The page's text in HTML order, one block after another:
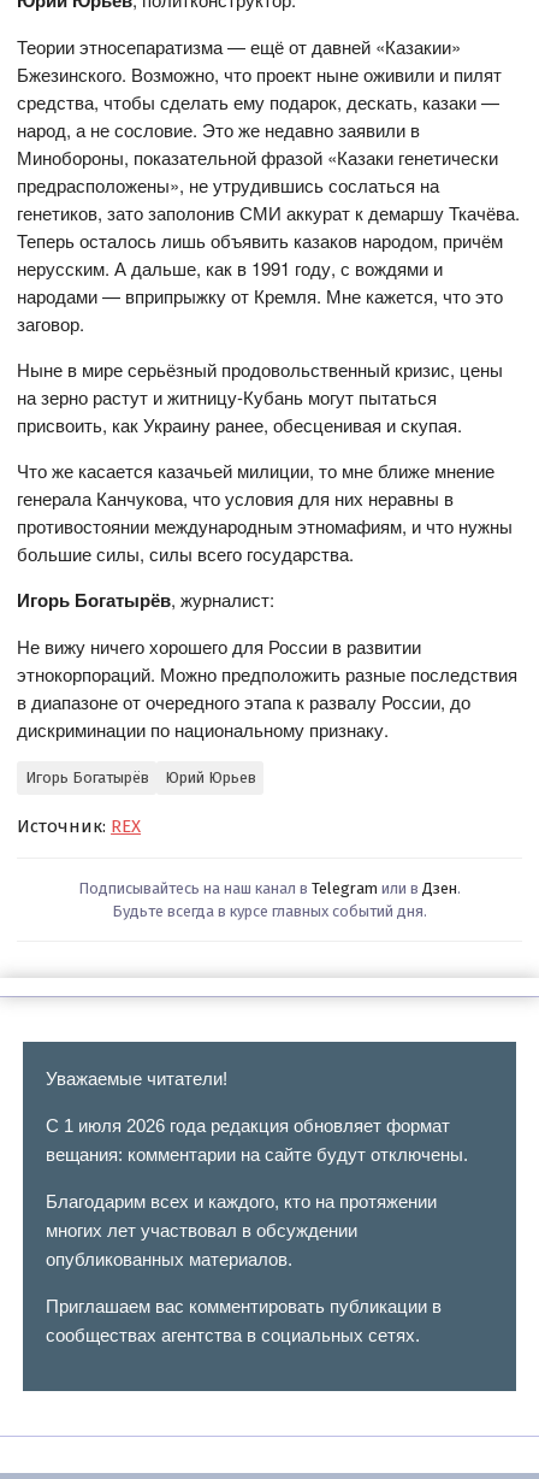
Теории этносепаратизма — ещё от давней «Казакии»
Бжезинского. Возможно, что проект ныне оживили и пилят
средства, чтобы сделать ему подарок, дескать, казаки —
народ, а не сословие. Это же недавно заявили в
Минобороны, показательной фразой «Казаки генетически
предрасположены», не утрудившись сослаться на
генетиков, зато заполонив СМИ аккурат к демаршу Ткачёва.
Теперь осталось лишь объявить казаков народом, причём
нерусским. А дальше, как в 1991 году, с вождями и
народами — вприпрыжку от Кремля. Мне кажется, что это
заговор.
Ныне в мире серьёзный продовольственный кризис, цены
на зерно растут и житницу-Кубань могут пытаться
присвоить, как Украину ранее, обесценивая и скупая.
Что же касается казачьей милиции, то мне ближе мнение
генерала Канчукова, что условия для них неравны в
противостоянии международным этномафиям, и что нужны
большие силы, силы всего государства.
Игорь Богатырёв, журналист:
Не вижу ничего хорошего для России в развитии
этнокорпораций. Можно предположить разные последствия
в диапазоне от очередного этапа к развалу России, до
дискриминации по национальному признаку.
Игорь Богатырёв Юрий Юрьев
Источник: REX
Подписывайтесь на наш канал в Telegram или в Дзен.
Будьте всегда в курсе главных событий дня.
Уважаемые читатели!
С 1 июля 2026 года редакция обновляет формат
вещания: комментарии на сайте будут отключены.
Благодарим всех и каждого, кто на протяжении
многих лет участвовал в обсуждении
опубликованных материалов.
Приглашаем вас комментировать публикации в
сообществах агентства в социальных сетях.